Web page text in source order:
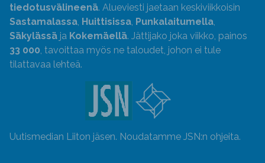
tiedotusvälineenä. Alueviesti jaetaan keskiviikkoisin
Sastamalassa, Huittisissa, Punkalaitumella,
Säkylässä ja Kokemäellä. Jättijako joka viikko, painos
33 000, tavoittaa myös ne taloudet, johon ei tule
tilattavaa lehteä.
Uutismedian Liiton jäsen. Noudatamme JSN:n ohjeita.